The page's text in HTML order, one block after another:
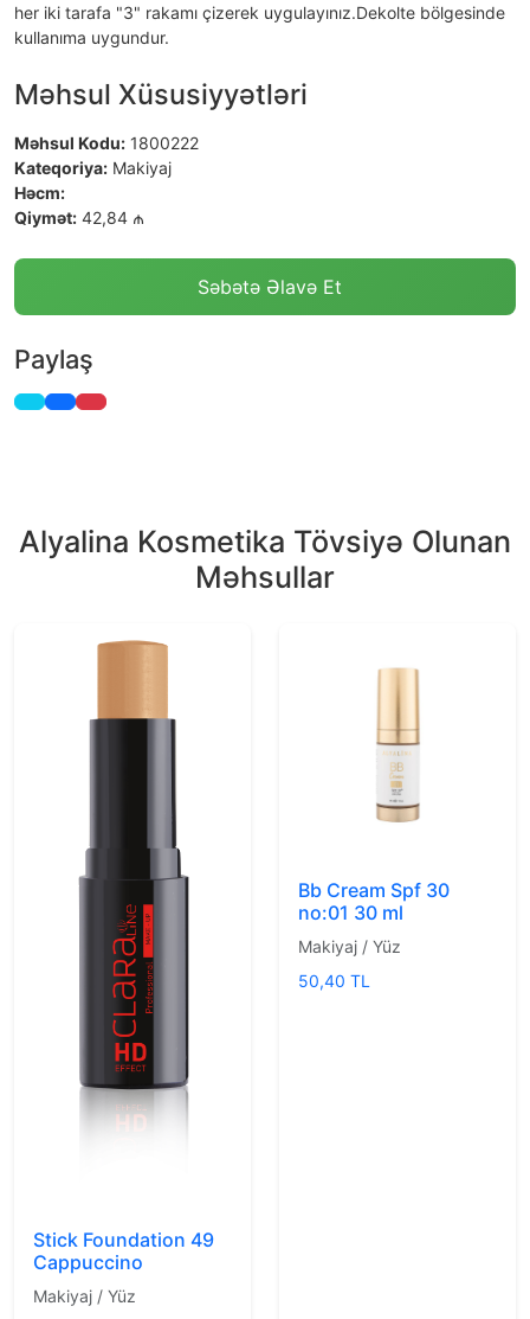
her iki tarafa "3" rakamı çizerek uygulayınız.Dekolte bölgesinde
kullanıma uygundur.
Məhsul Xüsusiyyətləri
Məhsul Kodu: 1800222
Kateqoriya: Makiyaj
Həcm:
Qiymət: 42,84 ₼
Səbətə Əlavə Et
Paylaş
Alyalina Kosmetika Tövsiyə Olunan
Məhsullar
Stick Foundation 49
Cappuccino
Makiyaj / Yüz
Bb Cream Spf 30
no:01 30 ml
Makiyaj / Yüz
50,40 TL